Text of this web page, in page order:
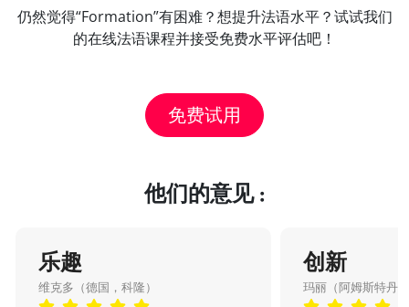
仍然觉得“Formation”有困难？想提升法语水平？试试我们
的在线法语课程并接受免费水平评估吧！
免费试用
他们的意见 :
乐趣
维克多（德国，科隆）
创新
玛丽（阿姆斯特丹